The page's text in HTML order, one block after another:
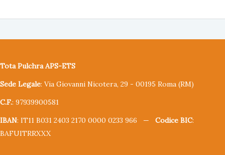
Tota Pulchra APS-ETS
Sede Legale: Via Giovanni Nicotera, 29 - 00195 Roma (RM)
C.F.: 97939900581
IBAN: IT11 B031 2403 2170 0000 0233 966 — Codice BIC:
BAFUITRRXXX